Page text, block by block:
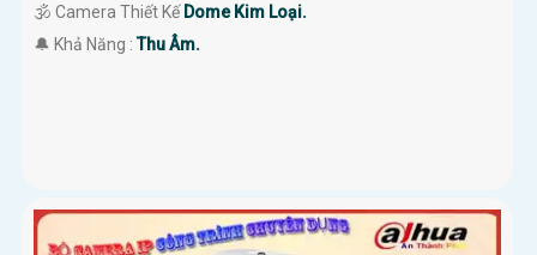
🕉️ Camera Thiết KếDome Kim Loại.
️🔔 Khả Năng :Thu Âm.